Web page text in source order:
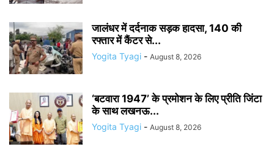
जालंधर में दर्दनाक सड़क हादसा, 140 की
रफ्तार में कैंटर से...
Yogita Tyagi - August 8, 2026
‘बटवारा 1947’ के प्रमोशन के लिए प्रीति जिंटा
के साथ लखनऊ...
Yogita Tyagi - August 8, 2026